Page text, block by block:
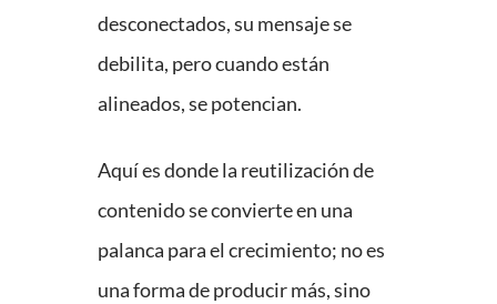
desconectados, su mensaje se
debilita, pero cuando están
alineados, se potencian.
Aquí es donde la reutilización de
contenido se convierte en una
palanca para el crecimiento; no es
una forma de producir más, sino